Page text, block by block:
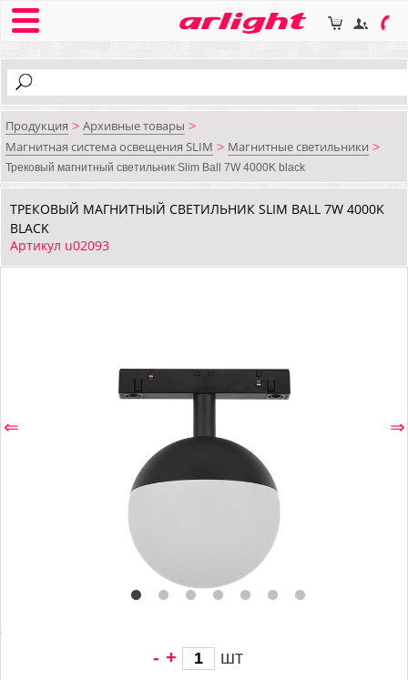
Продукция > Архивные товары >
Магнитная система освещения SLIM > Магнитные светильники >
Трековый магнитный светильник Slim Ball 7W 4000K black
ТРЕКОВЫЙ МАГНИТНЫЙ СВЕТИЛЬНИК SLIM BALL 7W 4000K
BLACK
Артикул u02093
⇐ ⇒
- + шт